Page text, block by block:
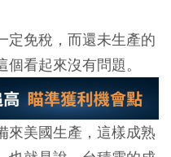
定免稅，而還未生產的
看起來沒有問題。
來美國生產，這樣成熟